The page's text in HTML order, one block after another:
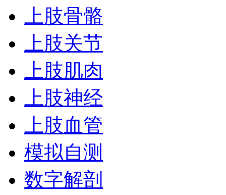
上肢骨骼
上肢关节
上肢肌肉
上肢神经
上肢血管
模拟自测
数字解剖